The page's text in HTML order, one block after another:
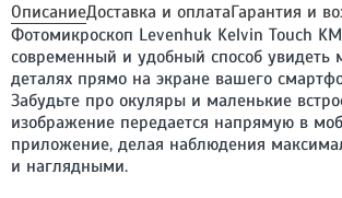
ОписаниеДоставка и оплатаГарантия и
Фотомикроскоп Levenhuk Kelvin Touch
современный и удобный способ увидеть
деталях прямо на экране вашего
Забудьте про окуляры и маленькие
изображение передается напрямую в
приложение, делая наблюдения
и наглядными.